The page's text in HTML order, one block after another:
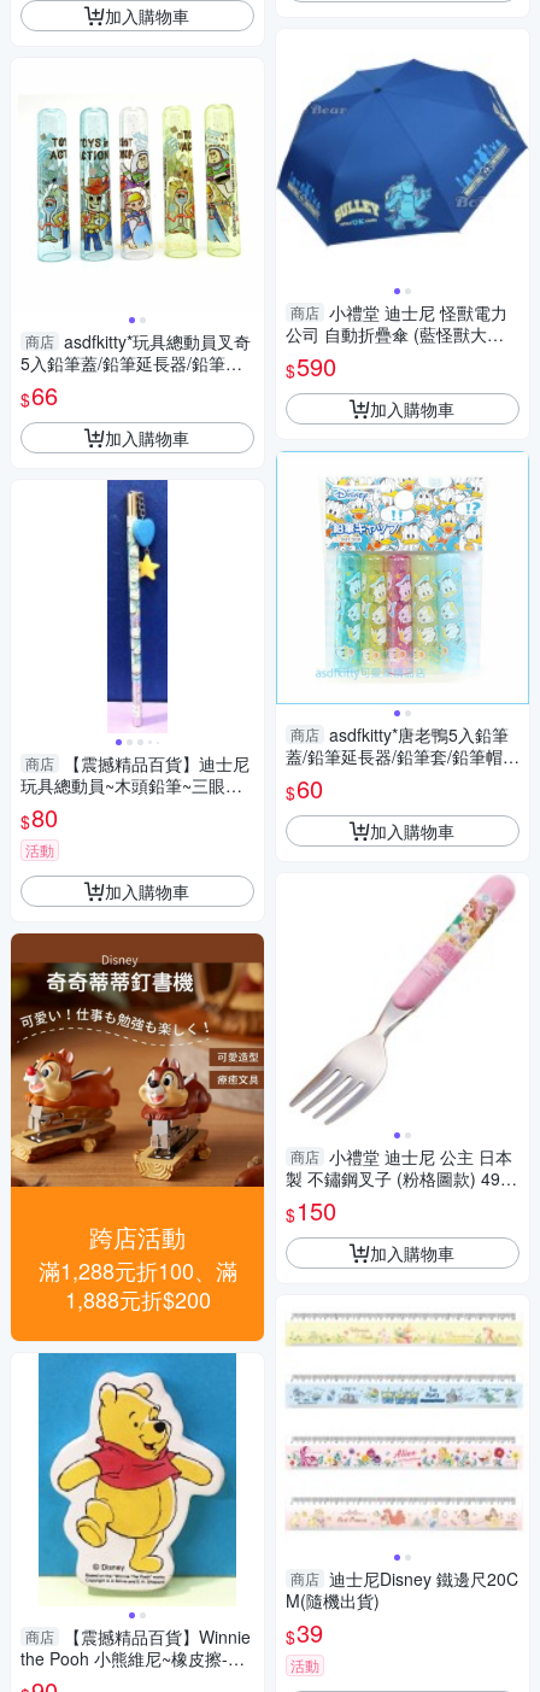
加入購物車
商店 asdfkitty*玩具總動員叉奇
5入鉛筆蓋/鉛筆延長器/鉛筆套/
鉛筆帽-日本製
$66
加入購物車
商店
【震撼精品百貨】迪士尼
玩具總動員~木頭鉛筆~三眼怪
垂吊吊飾#36713
$80
活動
加入購物車
跨店活動
滿1,288元折100、滿
1,888元折$200
商店
【震撼精品百貨】Winnie
the Pooh 小熊維尼~橡皮擦-造
型95675
商店 小禮堂 迪士尼 怪獸電力
公司 自動折疊傘 (藍怪獸大學
款) 4713304-521671
$590
加入購物車
商店 asdfkitty*唐老鴨5入鉛筆
蓋/鉛筆延長器/鉛筆套/鉛筆帽-
日本製
$60
加入購物車
商店 小禮堂 迪士尼 公主 日本
製 不鏽鋼叉子 (粉格圖款) 4973
307-518638
$150
加入購物車
商店 迪士尼Disney 鐵邊尺20C
M(隨機出貨)
$39
活動